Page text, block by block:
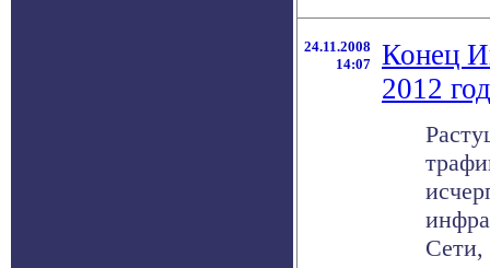
24.11.2008
14:07
Конец
2012
Сети,